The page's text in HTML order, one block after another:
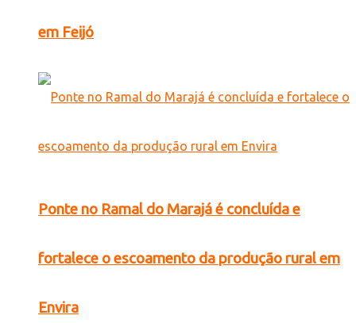
em Feijó
Ponte no Ramal do Marajá é concluída e
fortalece o escoamento da produção rural em
Envira